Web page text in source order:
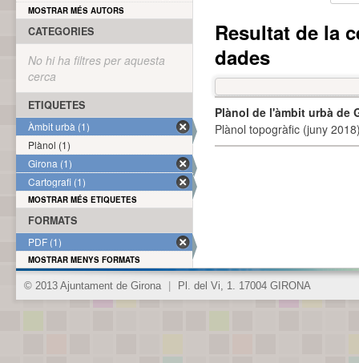
Resultat de la
dades
Plànol de l'àmbit urbà de
Plànol topogràfic (juny
MOSTRAR MÉS AUTORS
CATEGORIES
No hi ha filtres per aquesta
cerca
ETIQUETES
Àmbit urbà (1)
Plànol (1)
Girona (1)
Cartografi (1)
MOSTRAR MÉS ETIQUETES
FORMATS
PDF (1)
MOSTRAR MENYS FORMATS
© 2013 Ajuntament de Girona Pl. del Vi, 1. 17004 GIRONA